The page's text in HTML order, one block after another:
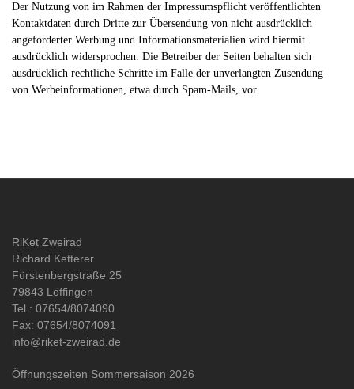
Der Nutzung von im Rahmen der Impressumspflicht veröffentlichten
Kontaktdaten durch Dritte zur Übersendung von nicht ausdrücklich
angeforderter Werbung und Informationsmaterialien wird hiermit
ausdrücklich widersprochen. Die Betreiber der Seiten behalten sich
ausdrücklich rechtliche Schritte im Falle der unverlangten Zusendung
von Werbeinformationen, etwa durch Spam-Mails, vor.
RiKet Zweirad
Richard Ketterer
Fürstenbergstraße 25
79843 Löffingen
Tel.: 07654/8074090
Fax: 07654/8074091
info@riket-zweirad.de
Öffnungszeiten Sommersaison 2026